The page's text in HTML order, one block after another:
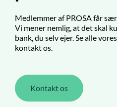
Medlemmer af PROSA får
Vi mener nemlig, at det skal
bank, du selv ejer. Se alle
kontakt os.
Kontakt os